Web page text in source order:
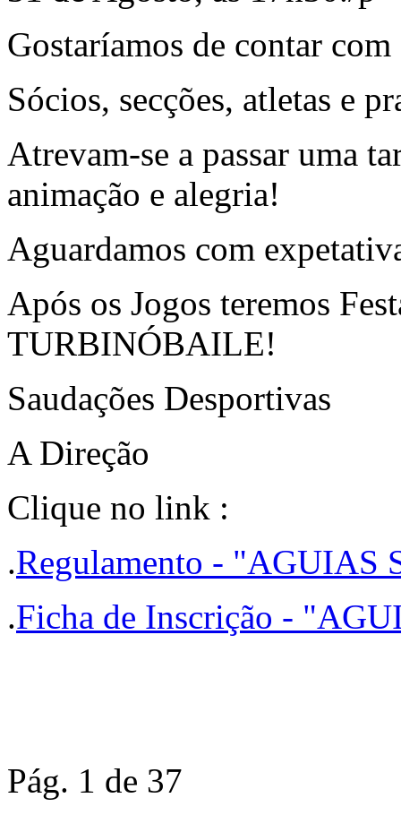
Gostaríamos de contar
Sócios, secções, atletas e
Atrevam-se a passar uma
animação e alegria!
Aguardamos com
Após os Jogos teremos
TURBINÓBAILE!
Saudações Desportivas
A Direção
Clique no link :
.Regulamento - "AGUIAS
.Ficha de Inscrição -
Pág. 1 de 37